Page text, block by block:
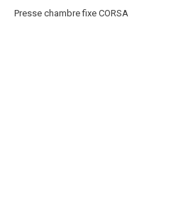
Presse chambre fixe CORSA